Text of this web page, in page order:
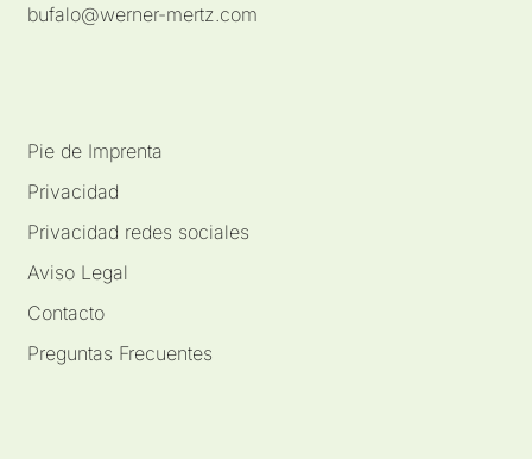
bufalo@werner-mertz.com
Pie de Imprenta
Privacidad
Privacidad redes sociales
Aviso Legal
Contacto
Preguntas Frecuentes